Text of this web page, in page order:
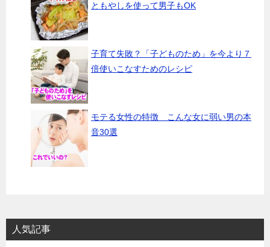
ともやしを使って男子もOK
子育て失敗？「子どものため」を今より７
倍使いこなすためのレシピ
モテる女性の特徴 こんな女に弱い男の本
音30選
人気記事